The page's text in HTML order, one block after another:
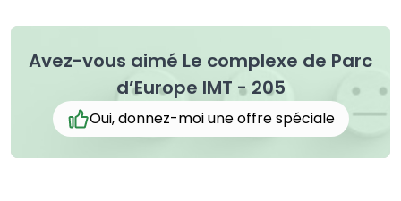
Avez-vous aimé Le complexe de Parc
d’Europe IMT - 205
Oui, donnez-moi une offre spéciale